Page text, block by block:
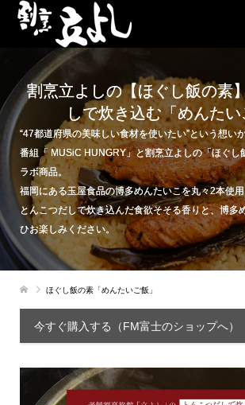
割烹立よしの【ほぐし飯の素
しで炊き込む「めんたい
“47都道府県の美味しい食材を使いたい”という想い
番組「 MUSiC HUNGRY」と割烹立よしの「ほぐし
ラボ商品。
福岡にある玉屋食品の博多めんたいこを丸々2本使
とんこつだしで炊き込んだ食欲そそる香りと、博多
ひお楽しみください。
ほぐし飯の素「めんたいご飯」
今すぐ購入する（FM富士のショップへ）